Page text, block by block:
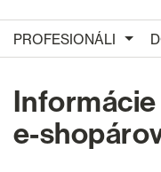
PROFESIONÁLI
e-